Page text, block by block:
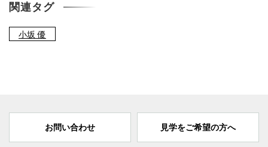
関連タグ
小坂 優
お問い合わせ 見学をご希望の方へ